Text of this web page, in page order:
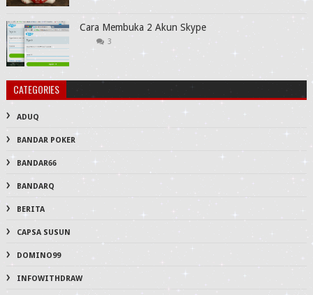
Cara Membuka 2 Akun Skype
3
CATEGORIES
ADUQ
BANDAR POKER
BANDAR66
BANDARQ
BERITA
CAPSA SUSUN
DOMINO99
INFOWITHDRAW